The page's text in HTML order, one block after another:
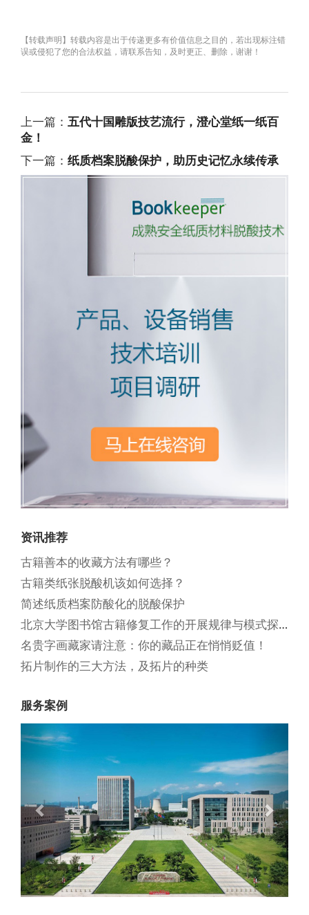
【转载声明】转载内容是出于传递更多有价值信息之目的，若出现标注错
误或侵犯了您的合法权益，请联系告知，及时更正、删除，谢谢！
上一篇： 五代十国雕版技艺流行，澄心堂纸一纸百
金！
下一篇： 纸质档案脱酸保护，助历史记忆永续传承
资讯推荐
古籍善本的收藏方法有哪些？
古籍类纸张脱酸机该如何选择？
简述纸质档案防酸化的脱酸保护
北京大学图书馆古籍修复工作的开展规律与模式探析
名贵字画藏家请注意：你的藏品正在悄悄贬值！
拓片制作的三大方法，及拓片的种类
服务案例
Previous